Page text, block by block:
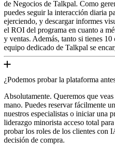
de Negocios de Talkpal. Como
puedes seguir la interacción diaria
ejerciendo, y descargar informes
el ROI del programa en cuanto a
y ventas. Además, tanto si tienes
equipo dedicado de Talkpal se
¿Podemos probar la plataforma
Absolutamente. Queremos que
mano. Puedes reservar fácilmente
nuestros especialistas o iniciar una
liderazgo minorista acceso total
probar los roles de los clientes con
decisión de compra.